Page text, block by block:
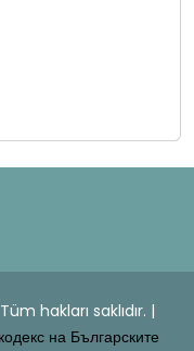
hakları saklıdır. |
на Българските